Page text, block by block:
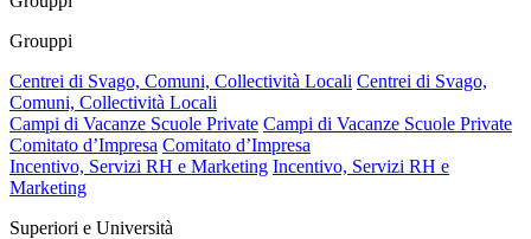
Grouppi
Centrei di Svago, Comuni, Collectività Locali Centrei di Svago,
Comuni, Collectività Locali
Campi di Vacanze Scuole Private Campi di Vacanze Scuole Private
Comitato d’Impresa Comitato d’Impresa
Incentivo, Servizi RH e Marketing Incentivo, Servizi RH e
Marketing
Superiori e Università